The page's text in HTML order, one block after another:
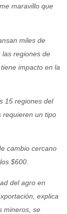
maravillo que
miles de
las regiones de
impacto en la
15 regiones del
requieren un tipo
cambio cercano
$600.
del agro en
explica
mineros, se